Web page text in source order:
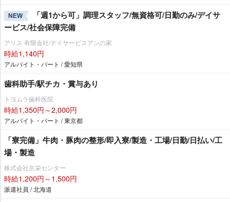
NEW
「週1から可」調理スタッフ/無資格可/日勤のみ/デイサ
ービス/社会保障完備
アリス 有限会社/デイサービスアンの家
時給1,140円
アルバイト・パート / 愛知県
歯科助手/駅チカ・賞与あり
トヨムラ歯科医院
時給1,350円～2,000円
アルバイト・パート / 東京都
「寮完備」牛肉・豚肉の整形/即入寮/製造・工場/日勤/日払い/工
場・製造
株式会社京栄センター
時給1,200円～1,500円
派遣社員 / 北海道